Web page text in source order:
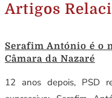
Artigos
Serafim António é o
Câmara da Nazaré
12 anos depois, PSD